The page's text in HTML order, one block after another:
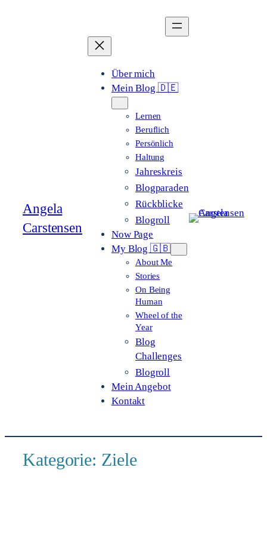
Angela
Carstensen
Über mich
Mein Blog 🇩🇪
Lernen
Beruflich
Persönlich
Haltung
Jahreskreis
Blogparaden
Rückblicke
Blogroll
Now Page
My Blog 🇬🇧
About Me
Stories
On Being
Human
Wheel of the
Year
Blog
Challenges
Blogroll
Mein Angebot
Kontakt
Kategorie: Ziele